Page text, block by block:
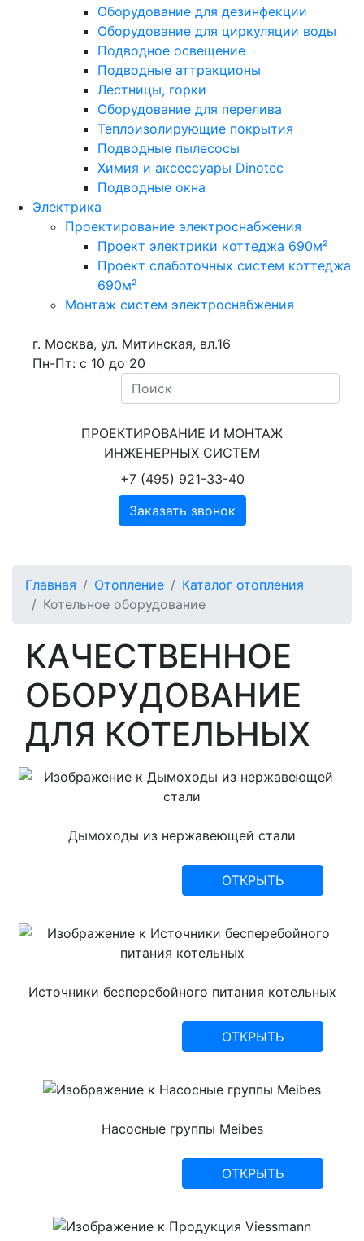
Оборудование для дезинфекции
Оборудование для циркуляции воды
Подводное освещение
Подводные аттракционы
Лестницы, горки
Оборудование для перелива
Теплоизолирующие покрытия
Подводные пылесосы
Химия и аксессуары Dinotec
Подводные окна
Электрика
Проектирование электроснабжения
Проект электрики коттеджа 690м²
Проект слаботочных систем коттеджа
690м²
Монтаж систем электроснабжения
г. Москва, ул. Митинская, вл.16
Пн-Пт: с 10 до 20
ПРОЕКТИРОВАНИЕ И МОНТАЖ
ИНЖЕНЕРНЫХ СИСТЕМ
+7 (495) 921-33-40
Заказать звонок
Главная Отопление
Каталог отопления
Котельное оборудование
КАЧЕСТВЕННОЕ
ОБОРУДОВАНИЕ
ДЛЯ КОТЕЛЬНЫХ
Дымоходы из нержавеющей стали
ОТКРЫТЬ
Источники бесперебойного питания котельных
ОТКРЫТЬ
Насосные группы Meibes
ОТКРЫТЬ